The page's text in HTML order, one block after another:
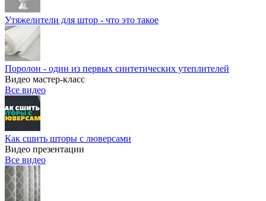
Утяжелители для штор - что это такое
Поролон - один из первых синтетических утеплителей
Видео мастер-класс
Все видео
Как сшить шторы с люверсами
Видео презентации
Все видео